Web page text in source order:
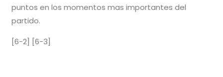
puntos en los momentos mas importantes del
partido.
[6-2] [6-3]